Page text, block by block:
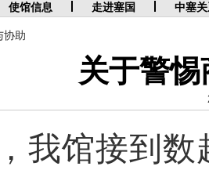
使馆信息 走进塞国 中塞
协助
关于警
我馆接到